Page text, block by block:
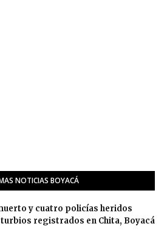
NOTICIAS BOYACÁ
y cuatro policías heridos
registrados en Chita, Boyacá